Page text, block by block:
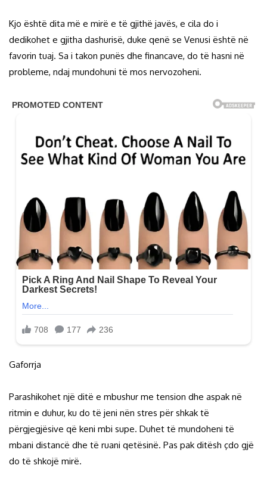
Kjo është dita më e mirë e të gjithë javës, e cila do i
dedikohet e gjitha dashurisë, duke qenë se Venusi është në
favorin tuaj. Sa i takon punës dhe financave, do të hasni në
probleme, ndaj mundohuni të mos nervozoheni.
Gaforrja
Parashikohet një ditë e mbushur me tension dhe aspak në
ritmin e duhur, ku do të jeni nën stres për shkak të
përgjegjësive që keni mbi supe. Duhet të mundoheni të
mbani distancë dhe të ruani qetësinë. Pas pak ditësh çdo gjë
do të shkojë mirë.